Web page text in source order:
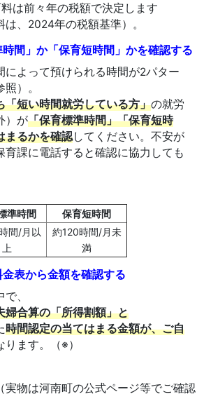
は前々年の税額で決定します
は、2024年の税額基準）。
時間」か「保育短時間」かを確認する
によって預けられる時間が2パター
）。
「短い時間就労している方」の就労
）が「保育標準時間」「保育短時
まるかを確認してください。不安が
育課に電話すると確認に協力しても
準時間 保育短時間
間/月以
上
約120時間/月未
満
金表から金額を確認する
、
婦合算の「所得割額」と
時間認定の当てはまる金額が、ご自
ります。（※）
は河南町の公式ページ等でご確認